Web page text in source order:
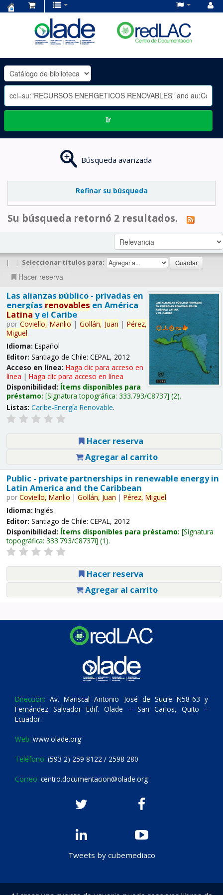
OLADE
-
Ir
Búsqueda avanzada
Refinar su búsqueda
Su búsqueda retornó 2 resultados.
| | Seleccionar títulos para:
Hacer reserva
Las alianzas público - privadas en
energías renovables en América
Latina y el Caribe
por Coviello, Manlio | Gollán, Juan | Pérez,
Miguel.
Idioma: Español
Editor: Santiago de Chile: CEPAL, 2012
Acceso en línea: Haga clic para acceso en
línea | Haga clic para acceso en línea
Disponibilidad: Ítems disponibles para
préstamo: Signatura topográfica: 333.793/C8737 (2).
Listas: Caribe-Energía Renovable.
Hacer reserva
Agregar al carrito
Public - private partnerships in renewable energy in
Latin America and the Caribbean
por Coviello, Manlio | Gollán, Juan | Pérez, Miguel.
Idioma: Inglés
Editor: Santiago de Chile: CEPAL, 2012
Disponibilidad: Ítems disponibles para préstamo: Signatura
topográfica: 333.793/C8737i (1).
Hacer reserva
Agregar al carrito
Dirección: Av. Mariscal Antonio José de Sucre N58-63 y
Fernández Salvador Edif. Olade – San Carlos, Quito –
Ecuador.
Web: www.olade.org
Teléfono: (593 2) 259 8122 / 2598 280
Correo: centro.documentacion@olade.org
Tweets by cubemediaco